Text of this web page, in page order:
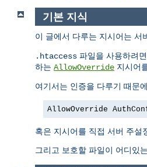
기본 지식
이 글에서 다루는 지시어는 서
.htaccess 파일을 사용하려
하는 AllowOverride 지시어
여기서는 인증을 다루기 때문
AllowOverride
혹은 지시어를 직접 서버 주설
그리고 보호할 파일이 어디있